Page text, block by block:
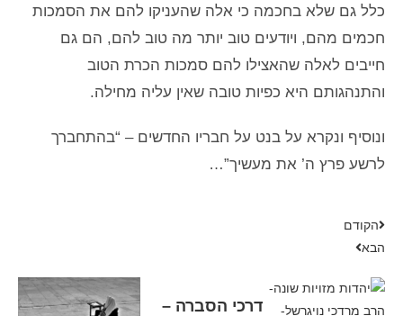
כלל גם שלא בחכמה כי אלה שהעניקו להם את הסמכות
חכמים מהם, ויודעים טוב יותר מה טוב להם, הם גם
חייבים לאלה שהאצילו להם סמכות הכרת הטוב
והתנהגותם היא כפיות טובה שאין עליה מחילה.
ונוסיף ונקרא על בנט על חבריו החדשים – “בהתחברך
לרשע פרץ ה’ את מעשיך”…
הקודם
הבא
דרכי הסברה –